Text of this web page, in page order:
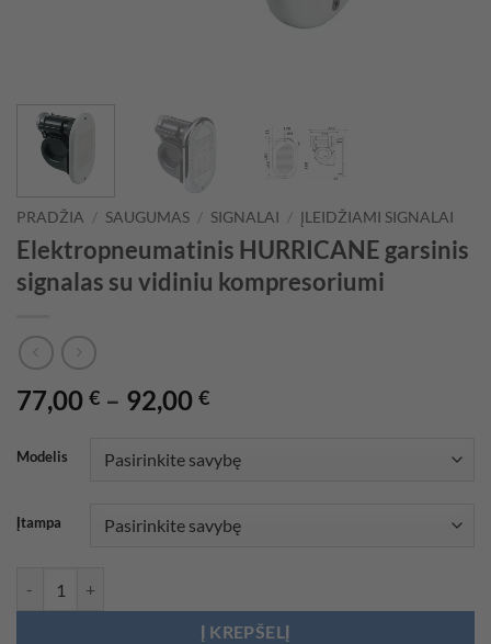
PRADŽIA / SAUGUMAS / SIGNALAI / ĮLEIDŽIAMI SIGNALAI
Elektropneumatinis HURRICANE garsinis
signalas su vidiniu kompresoriumi
77,00 € – 92,00 €Price
77,00 €
through
Modelis
Įtampa
Į KREPŠELĮ